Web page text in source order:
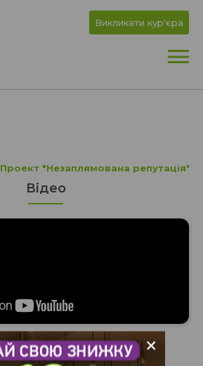
Викликати кур'єра
Проект "Незаплямована репутація"
Відео
+